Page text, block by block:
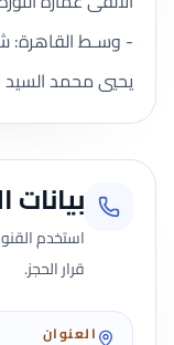
- وسـط القاهرة:
يحيي محمد السيد
استخدم
قرار الحجز.
العنوان